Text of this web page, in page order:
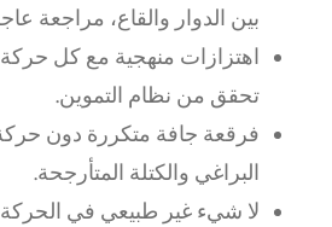
بين الدوار والقاع، مراجعة
اهتزازات منهجية مع كل
تحقق من نظام التموين.
فرقعة جافة متكررة دون
البراغي والكتلة المتأرجحة.
لا شيء غير طبيعي في